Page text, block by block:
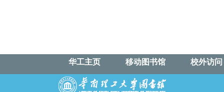
华工主页 移动图书馆 校外访问